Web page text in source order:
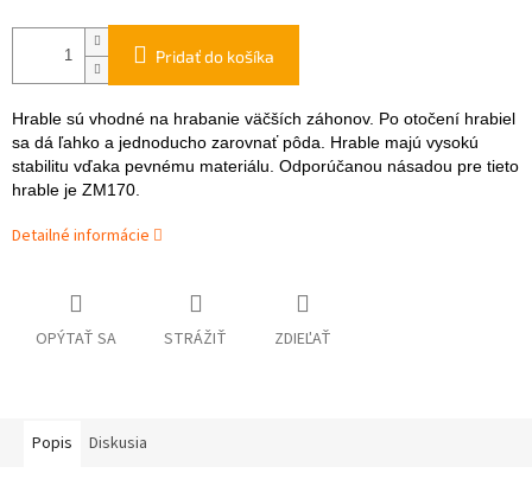
Pridať do košíka
Hrable sú vhodné na hrabanie väčších záhonov. Po otočení hrabiel
sa dá ľahko a jednoducho zarovnať pôda. Hrable majú vysokú
stabilitu vďaka pevnému materiálu. Odporúčanou násadou pre tieto
hrable je ZM170.
Detailné informácie
OPÝTAŤ SA STRÁŽIŤ ZDIEĽAŤ
Popis Diskusia